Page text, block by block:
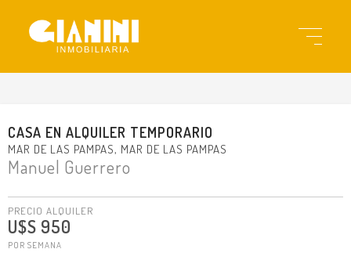
CASA EN ALQUILER TEMPORARIO
MAR DE LAS PAMPAS MAR DE LAS PAMPAS
Manuel Guerrero
PRECIO ALQUILER
U$S 950
POR SEMANA